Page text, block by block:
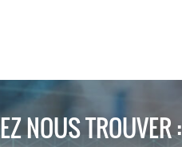
NOUS TROUVER :